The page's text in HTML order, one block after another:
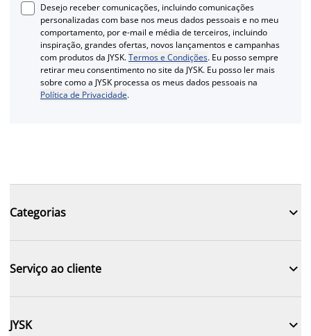
Desejo receber comunicações, incluindo comunicações
personalizadas com base nos meus dados pessoais e no meu
comportamento, por e-mail e média de terceiros, incluindo
inspiração, grandes ofertas, novos lançamentos e campanhas
com produtos da JYSK.Termos e Condições. Eu posso sempre
retirar meu consentimento no site da JYSK. Eu posso ler mais
sobre como a JYSK processa os meus dados pessoais na
Política de Privacidade.
Categorias 
Serviço ao cliente 
JYSK 